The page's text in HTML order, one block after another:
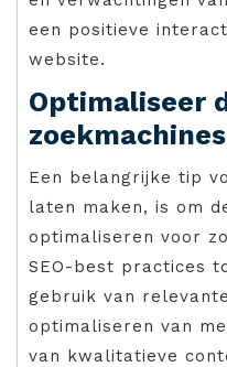
een positieve
website.
Optimaliseer
Een belangrijke tip
laten maken, is om
optimaliseren voor
SEO-best practices
gebruik van
optimaliseren van
van kwalitatieve